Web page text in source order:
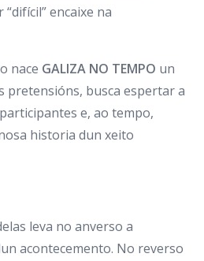
encaixe na
nace GALIZA NO TEMPO un
pretensións, busca espertar a
e, ao tempo,
historia dun xeito
leva no anverso a
acontecemento. No reverso